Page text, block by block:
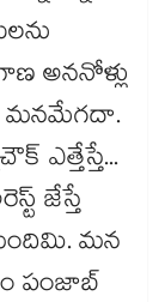
అననోళ్లు
మనమేగదా.
ఎత్తేస్తే...
జేస్తే
మన
పంజాబ్